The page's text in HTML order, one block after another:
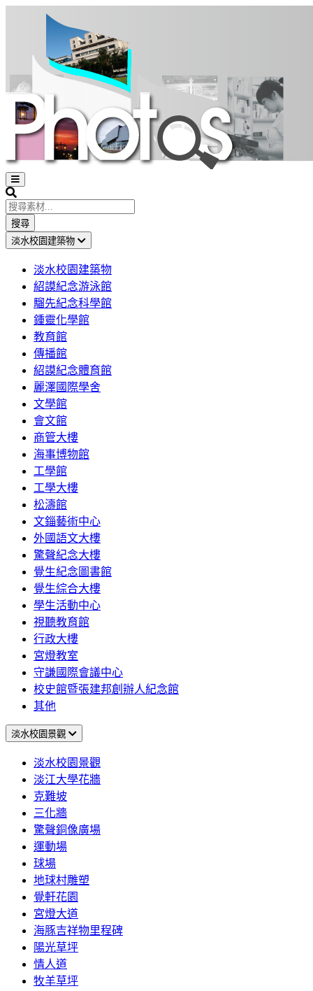
Open
sidebar
Search
搜尋
淡水校園建築物
淡水校園建築物
紹謨紀念游泳館
騮先紀念科學館
鍾靈化學館
教育館
傳播館
紹謨紀念體育館
麗澤國際學舍
文學館
會文館
商管大樓
海事博物館
工學館
工學大樓
松濤館
文錙藝術中心
外國語文大樓
驚聲紀念大樓
覺生紀念圖書館
覺生綜合大樓
學生活動中心
視聽教育館
行政大樓
宮燈教室
守謙國際會議中心
校史館暨張建邦創辦人紀念館
其他
淡水校園景觀
淡水校園景觀
淡江大學花牆
克難坡
三化牆
驚聲銅像廣場
運動場
球場
地球村雕塑
覺軒花園
宮燈大道
海豚吉祥物里程碑
陽光草坪
情人道
牧羊草坪